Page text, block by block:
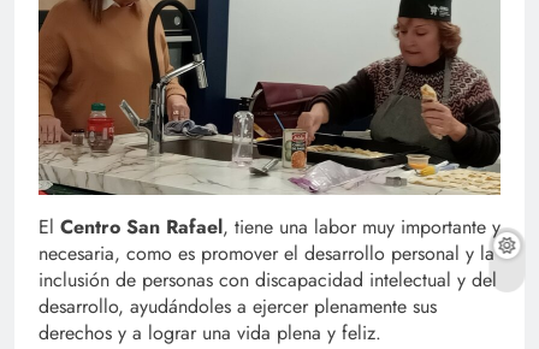
El Centro San Rafael, tiene una labor muy importante y
necesaria, como es promover el desarrollo personal y la
inclusión de personas con discapacidad intelectual y del
desarrollo, ayudándoles a ejercer plenamente sus
derechos y a lograr una vida plena y feliz.